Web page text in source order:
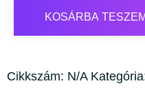
KOSÁRBA TESZEM
Cikkszám: N/A